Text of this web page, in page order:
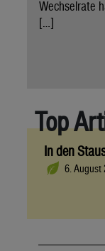
Wechselrate
[…]
Top
In den
6. August